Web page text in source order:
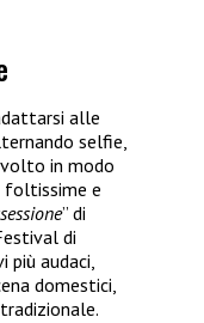
alle
selfie,
in modo
foltissime e
” di
di
più audaci,
domestici,